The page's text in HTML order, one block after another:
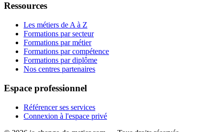
Ressources
Les métiers de A à Z
Formations par secteur
Formations par métier
Formations par compétence
Formations par diplôme
Nos centres partenaires
Espace professionnel
Référencer ses services
Connexion à l'espace privé